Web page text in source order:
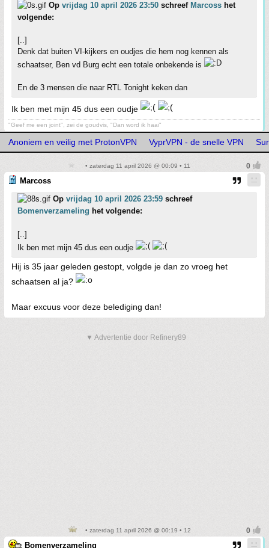
Op vrijdag 10 april 2026 23:50 schreef Marcoss het
volgende:
[..]
Denk dat buiten VI-kijkers en oudjes die hem nog kennen als
schaatser, Ben vd Burg echt een totale onbekende is
En de 3 mensen die naar RTL Tonight keken dan
Ik ben met mijn 45 dus een oudje
"Geef me een joint", zei de goudvis, "Dan word ik haai"
Anoniem en veilig met ProtonVPN VyprVPN - de snelle VPN
• zaterdag 11 april 2026 @ 00:09 • 11
Marcoss
Op vrijdag 10 april 2026 23:59 schreef
Bomenverzameling het volgende:
[..]
Ik ben met mijn 45 dus een oudje
Hij is 35 jaar geleden gestopt, volgde je dan zo vroeg het
schaatsen al ja?
Maar excuus voor deze belediging dan!
▼ Advertentie door Refinery89
• zaterdag 11 april 2026 @ 00:19 • 12
Bomenverzameling